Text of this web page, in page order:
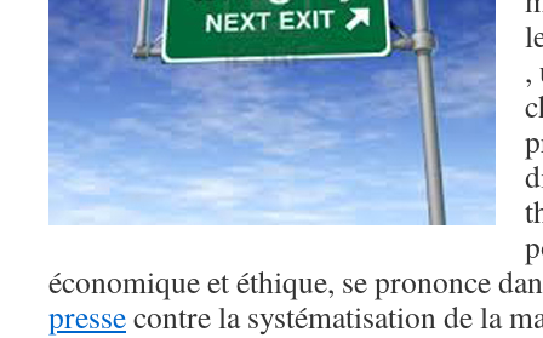
,
économique et éthique, se prononce
pressecontre la systématisation de la